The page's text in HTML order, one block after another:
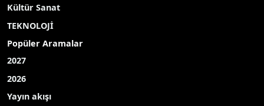
Kültür Sanat
TEKNOLOJİ
Popüler Aramalar
2027
2026
Yayın akışı